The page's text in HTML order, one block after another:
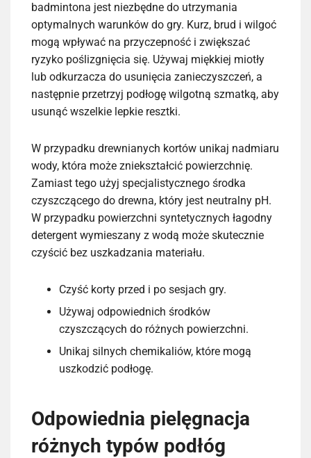
badmintona jest niezbędne do utrzymania
optymalnych warunków do gry. Kurz, brud i wilgoć
mogą wpływać na przyczepność i zwiększać
ryzyko poślizgnięcia się. Używaj miękkiej miotły
lub odkurzacza do usunięcia zanieczyszczeń, a
następnie przetrzyj podłogę wilgotną szmatką, aby
usunąć wszelkie lepkie resztki.
W przypadku drewnianych kortów unikaj nadmiaru
wody, która może zniekształcić powierzchnię.
Zamiast tego użyj specjalistycznego środka
czyszczącego do drewna, który jest neutralny pH.
W przypadku powierzchni syntetycznych łagodny
detergent wymieszany z wodą może skutecznie
czyścić bez uszkadzania materiału.
Czyść korty przed i po sesjach gry.
Używaj odpowiednich środków
czyszczących do różnych powierzchni.
Unikaj silnych chemikaliów, które mogą
uszkodzić podłogę.
Odpowiednia pielęgnacja
różnych typów podłóg